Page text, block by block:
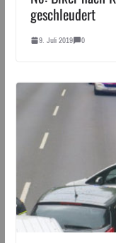
geschleudert
9. Juli 2019 0